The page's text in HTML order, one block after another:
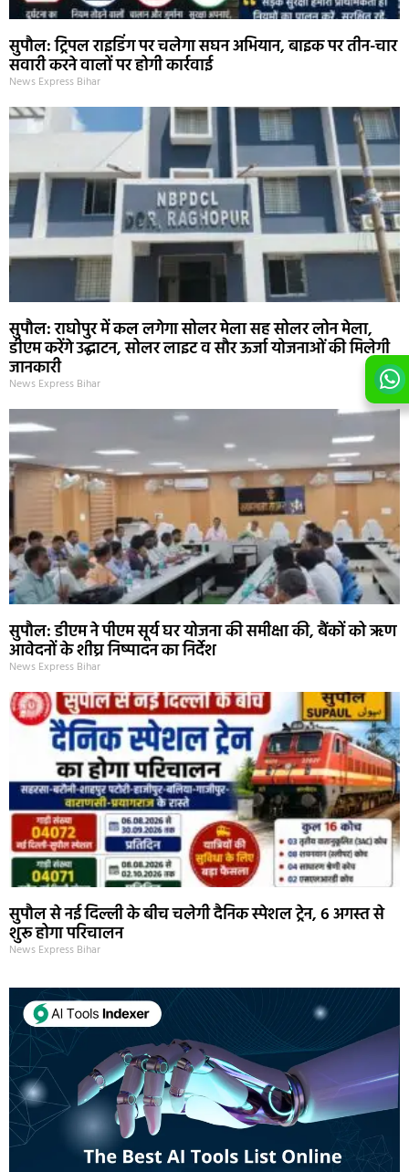
सुपौल: ट्रिपल राइडिंग पर चलेगा सघन अभियान, बाइक पर तीन-चार
सवारी करने वालों पर होगी कार्रवाई
News Express Bihar
सुपौल: राघोपुर में कल लगेगा सोलर मेला सह सोलर लोन मेला,
डीएम करेंगे उद्घाटन, सोलर लाइट व सौर ऊर्जा योजनाओं की मिलेगी
जानकारी
News Express Bihar
सुपौल: डीएम ने पीएम सूर्य घर योजना की समीक्षा की, बैंकों को ऋण
आवेदनों के शीघ्र निष्पादन का निर्देश
News Express Bihar
सुपौल से नई दिल्ली के बीच चलेगी दैनिक स्पेशल ट्रेन, 6 अगस्त से
शुरू होगा परिचालन
News Express Bihar